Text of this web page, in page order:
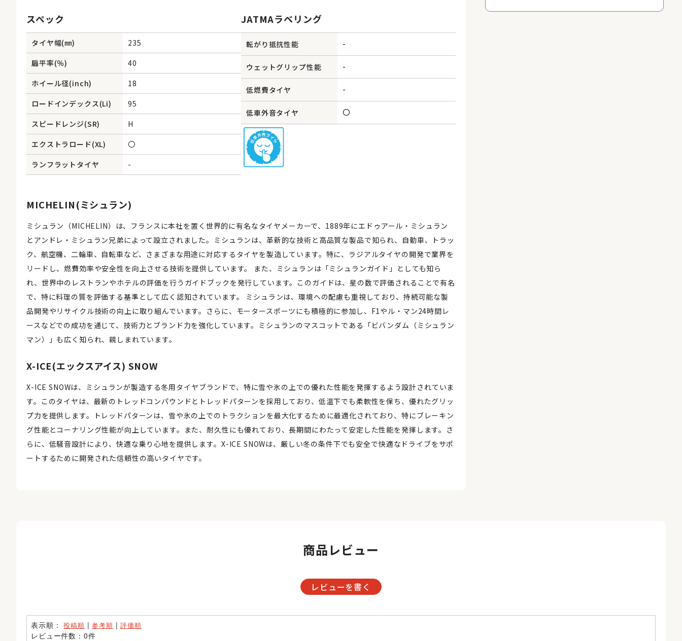
スペック
タイヤ幅(㎜)
235
扁平率(％)
40
ホイール径(inch)
18
ロードインデックス(Li)
95
スピードレンジ(SR)
H
エクストラロード(XL)
〇
ランフラットタイヤ
-
JATMAラベリング
転がり抵抗性能 -
ウェットグリップ性能 -
低燃費タイヤ -
低車外音タイヤ 〇
MICHELIN(ミシュラン)
ミシュラン（MICHELIN）は、フランスに本社を置く世界的に有名なタイヤメーカーで、1889年にエドゥアール・ミシュラン
とアンドレ・ミシュラン兄弟によって設立されました。ミシュランは、革新的な技術と高品質な製品で知られ、自動車、トラッ
ク、航空機、二輪車、自転車など、さまざまな用途に対応するタイヤを製造しています。特に、ラジアルタイヤの開発で業界を
リードし、燃費効率や安全性を向上させる技術を提供しています。 また、ミシュランは「ミシュランガイド」としても知ら
れ、世界中のレストランやホテルの評価を行うガイドブックを発行しています。このガイドは、星の数で評価されることで有名
で、特に料理の質を評価する基準として広く認知されています。 ミシュランは、環境への配慮も重視しており、持続可能な製
品開発やリサイクル技術の向上に取り組んでいます。さらに、モータースポーツにも積極的に参加し、F1やル・マン24時間レ
ースなどでの成功を通じて、技術力とブランド力を強化しています。ミシュランのマスコットである「ビバンダム（ミシュラン
マン）」も広く知られ、親しまれています。
X-ICE(エックスアイス) SNOW
X-ICE SNOWは、ミシュランが製造する冬用タイヤブランドで、特に雪や氷の上での優れた性能を発揮するよう設計されていま
す。このタイヤは、最新のトレッドコンパウンドとトレッドパターンを採用しており、低温下でも柔軟性を保ち、優れたグリッ
プ力を提供します。トレッドパターンは、雪や氷の上でのトラクションを最大化するために最適化されており、特にブレーキン
グ性能とコーナリング性能が向上しています。また、耐久性にも優れており、長期間にわたって安定した性能を発揮します。さ
らに、低騒音設計により、快適な乗り心地を提供します。X-ICE SNOWは、厳しい冬の条件下でも安全で快適なドライブをサポ
ートするために開発された信頼性の高いタイヤです。
商品レビュー
レビューを書く
表示順：投稿順 |参考順 |評価順
レビュー件数：0件